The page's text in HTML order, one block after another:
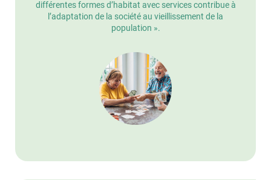
différentes formes d’habitat avec services contribue à
l’adaptation de la société au vieillissement de la
population ».